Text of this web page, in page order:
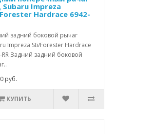
Subaru Impreza
Hardrace 6942-
задний боковой рычаг
Impreza Sti/Forester Hardrace
RR Задний задний боковой
руб.
КУПИТЬ